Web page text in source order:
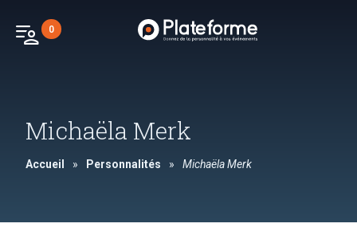
patient_list 0
Michaëla Merk
Accueil » Personnalités » Michaëla Merk